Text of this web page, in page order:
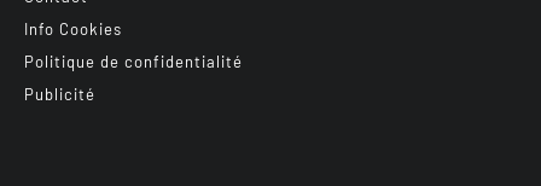
Info Cookies
Politique de confidentialité
Publicité